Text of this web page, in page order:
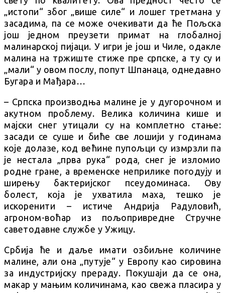
„истопи“ због „више силе“ и лошег третмана у
засадима, па се може очекивати да ће Пољска
још једном преузети примат на глобалној
малинарској пијаци. У игри је још и Чиле, одакле
малина на тржиште стиже пре српске, а ту су и
„мали“ у овом послу, попут Шпанаца, однедавно
Бугара и Мађара…
– Српска производња малине је у дугорочном и
акутном проблему. Велика количина кише и
мајски снег утицали су на комплетно стање:
засади се суше и биће све лошији у годинама
које долазе, код већине пупољци су измрзли па
је нестала „прва рука“ рода, снег је изломио
родне гране, а временске неприлике погодују и
ширењу бактеријског псеудоминаса. Ову
болест, која је ухватила маха, тешко је
искоренити – истиче Андрија Радуловић,
агроном-воћар из пољопривредне Стручне
саветодавне службе у Ужицу.
Србија ће и даље имати озбиљне количине
малине, али она „путује“ у Европу као сировина
за индустријску прераду. Покушаји да се она,
макар у мањим количинама, као свежа пласира у